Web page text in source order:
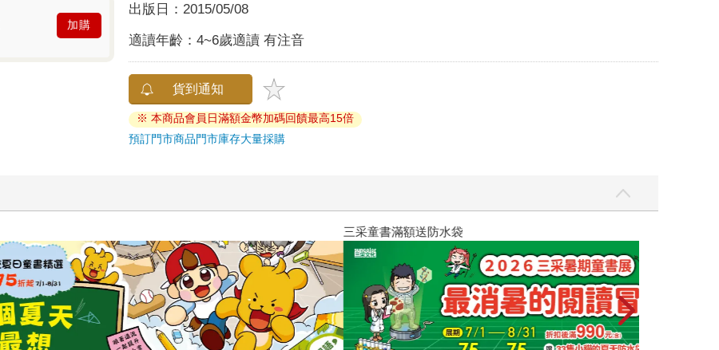
加購
出版日： 2015/05/08
適讀年齡：4~6歲適讀 有注音
貨到通知
※ 本商品會員日滿額金幣加碼回饋最高15倍
預訂門市商品門市庫存大量採購